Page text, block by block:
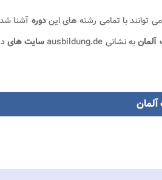
توانند با تمامی رشته های ایندوره آشنا
آلمانبه نشانی ausbildung.de سایت های